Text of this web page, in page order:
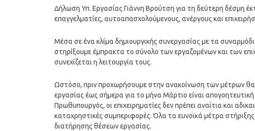
Δήλωση Υπ. Εργασίας Γιάννη Βρούτση για τη δεύτερη δέσμη
επαγγελματίες, αυτοαπασχολούμενους, ανέργους και
Μέσα σε ένα κλίμα δημιουργικής συνεργασίας με τα
στηρίξουμε έμπρακτα το σύνολο των εργαζομένων και των
συνεχίζεται η λειτουργία τους.
Ωστόσο, πριν προχωρήσουμε στην ανακοίνωση των μέτρων θα
εργασίας έως σήμερα για το μήνα Μάρτιο είναι
Πρωθυπουργός, οι επιχειρηματίες δεν πρέπει αναίτια και
καταχρηστικές συμπεριφορές. Όλα τα ευνοϊκά μέτρα
διατήρησης θέσεων εργασίας.